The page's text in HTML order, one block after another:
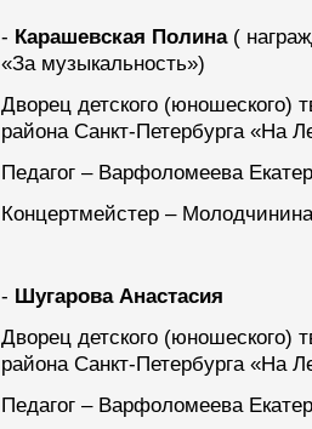
- Карашевская Полина(
«За музыкальность»)
Дворец детского (юношеского)
района Санкт-Петербурга «На
Педагог – Варфоломеева
Концертмейстер –
- Шугарова Анастасия
Дворец детского (юношеского)
района Санкт-Петербурга «На
Педагог – Варфоломеева